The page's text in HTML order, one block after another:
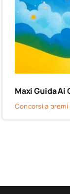
Maxi Guida Ai
Concorsi a premi